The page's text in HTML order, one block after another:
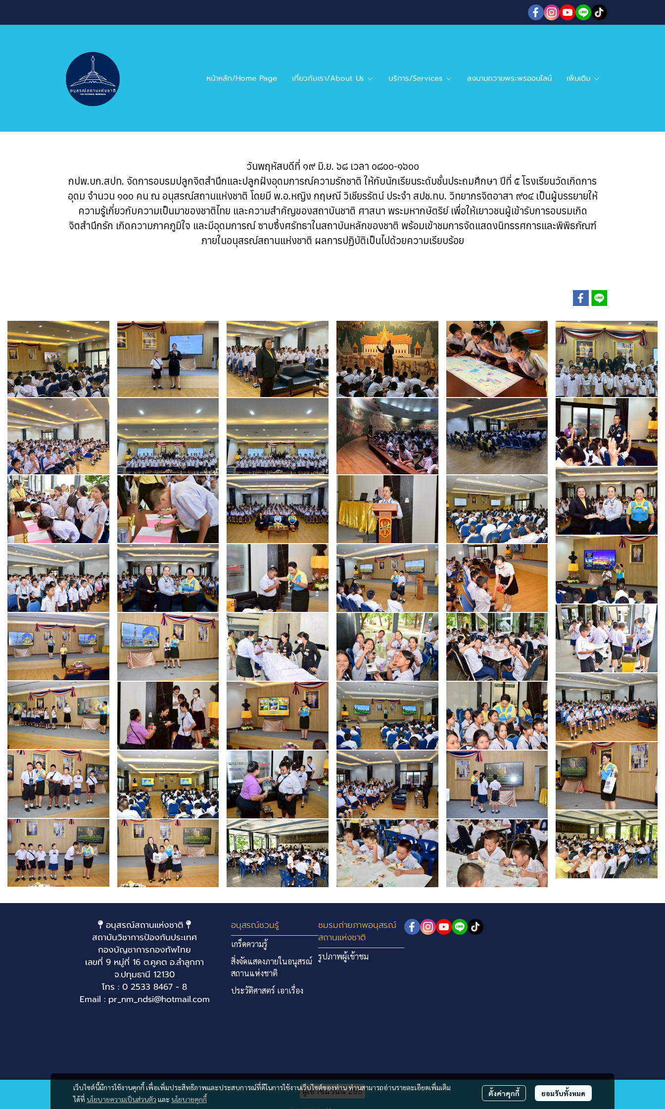
หน้าหลัก/Home Page เกี่ยวกับเรา/About Us บริการ/Services ลงนามถวายพระพรออนไลน์ เพิ่มเติม
วันพฤหัสบดีที่ ๑๙ มิ.ย. ๖๘ เวลา ๐๘๐๐-๑๖๐๐
กปพ.บก.สปท. จัดการอบรมปลูกจิตสำนึกและปลูกฝังอุดมการณ์ความรักชาติ ให้กับนักเรียนระดับชั้นประถมศึกษา ปีที่ ๕ โรงเรียนวัดเกิดการ
อุดม จำนวน ๑๐๐ คน ณ อนุสรณ์สถานแห่งชาติ โดยมี พ.อ.หญิง กฤษณี วิเชียรรัตน์ ประจำ สปช.ทบ. วิทยากรจิตอาสา ๙๐๔ เป็นผู้บรรยายให้
ความรู้เกี่ยวกับความเป็นมาของชาติไทย และความสำคัญของสถาบันชาติ ศาสนา พระมหากษัตริย์ เพื่อให้เยาวชนผู้เข้ารับการอบรมเกิด
จิตสำนึกรัก เกิดความภาคภูมิใจ และมีอุดมการณ์ ซาบซึ้งศรัทธาในสถาบันหลักของชาติ พร้อมเข้าชมการจัดแสดงนิทรรศการและพิพิธภัณฑ์
ภายในอนุสรณ์สถานแห่งชาติ ผลการปฏิบัติเป็นไปด้วยความเรียบร้อย
เว็บไซต์นี้มีการใช้งานคุกกี้ เพื่อเพิ่มประสิทธิภาพและประสบการณ์ที่ดีในการใช้งานเว็บไซต์ของท่าน ท่านสามารถอ่านรายละเอียดเพิ่มเติม
ได้ที่ นโยบายความเป็นส่วนตัว และ นโยบายคุกกี้
ตั้งค่าคุกกี้ ยอมรับทั้งหมด
อนุสรณ์สถานแห่งชาติ
สถาบันวิชาการป้องกันประเทศ
กองบัญชาการกองทัพไทย
เลขที่ 9 หมู่ที่ 16 ต.คูคต อ.ลำลูกกา
จ.ปทุมธานี 12130
โทร : 0 2533 8467 - 8
Email : pr_nm_ndsi@hotmail.com
อนุสรณ์ชวนรู้
เกร็ดความรู้
สิ่งจัดแสดงภายในอนุสรณ์
สถานแห่งชาติ
ประวัติศาสตร์ เอาเรื่อง
ชมรมถ่ายภาพอนุสรณ์
สถานแห่งชาติ
รูปภาพผู้เข้าชม
ผู้เข้าชมวันนี้295